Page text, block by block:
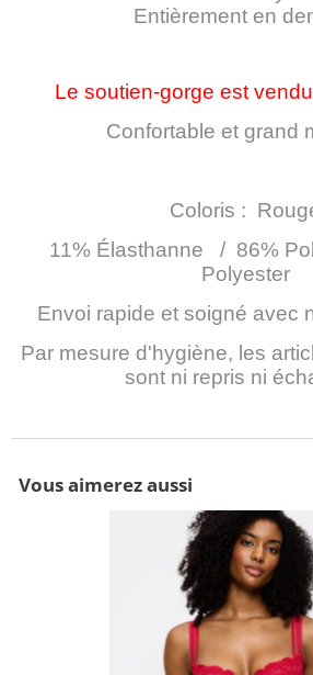
Entièrement en
Le soutien-gorge est
Confortable et grand
Coloris :
11% Élasthanne / 86%
Polyester
Envoi rapide et soigné avec
Par mesure d'hygiène, les
sont ni repris ni
Vous aimerez aussi